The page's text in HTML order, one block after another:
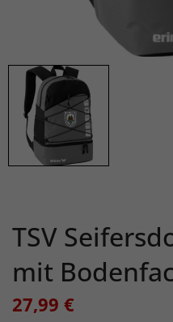
TSV
mit
27,99 €